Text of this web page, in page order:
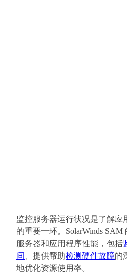
监控服务器运行状况是了解应
的重要一环。SolarWinds
服务器和应用程序性能，包括
间
、提供帮助检测硬件故障的
地优化资源使用率。